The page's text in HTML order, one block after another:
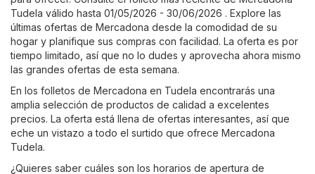
Tudela válido hasta 01/05/2026 - 30/06/2026 . Explore las
últimas ofertas de Mercadona desde la comodidad de su
hogar y planifique sus compras con facilidad. La oferta es por
tiempo limitado, así que no lo dudes y aprovecha ahora mismo
las grandes ofertas de esta semana.
En los folletos de Mercadona en Tudela encontrarás una
amplia selección de productos de calidad a excelentes
precios. La oferta está llena de ofertas interesantes, así que
eche un vistazo a todo el surtido que ofrece Mercadona
Tudela.
¿Quieres saber cuáles son los horarios de apertura de